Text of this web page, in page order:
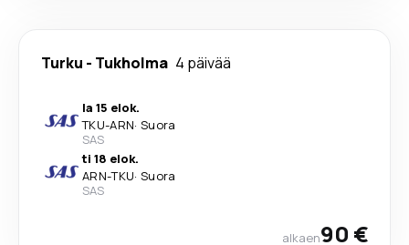
Turku - Tukholma 4 päivää
la 15 elok.
TKU-ARN· Suora
SAS
ti 18 elok.
ARN-TKU· Suora
SAS
alkaen90 €